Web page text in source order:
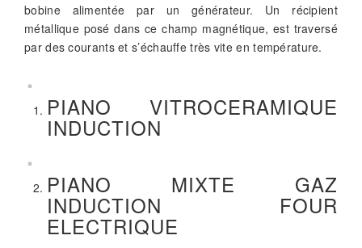
bobine alimentée par un générateur. Un récipient
métallique posé dans ce champ magnétique, est traversé
par des courants et s’échauffe très vite en température.
PIANO VITROCERAMIQUE
INDUCTION
PIANO MIXTE GAZ
INDUCTION FOUR
ELECTRIQUE